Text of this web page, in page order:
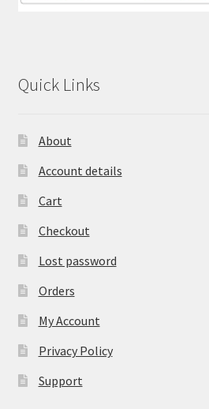
Quick Links
About
Account details
Cart
Checkout
Lost password
Orders
My Account
Privacy Policy
Support